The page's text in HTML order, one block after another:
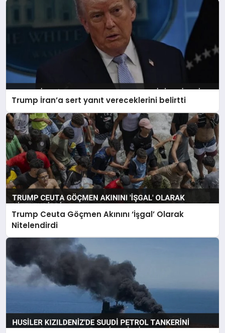
Trump İran’a sert yanıt vereceklerini belirtti
Trump Ceuta Göçmen Akınını ‘İşgal’ Olarak
Nitelendirdi